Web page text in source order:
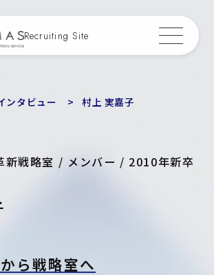
Recruiting Site
ンタビュー 村上 実嘉子
新戦略室 / メンバー / 2010年新卒
ら戦略室へ